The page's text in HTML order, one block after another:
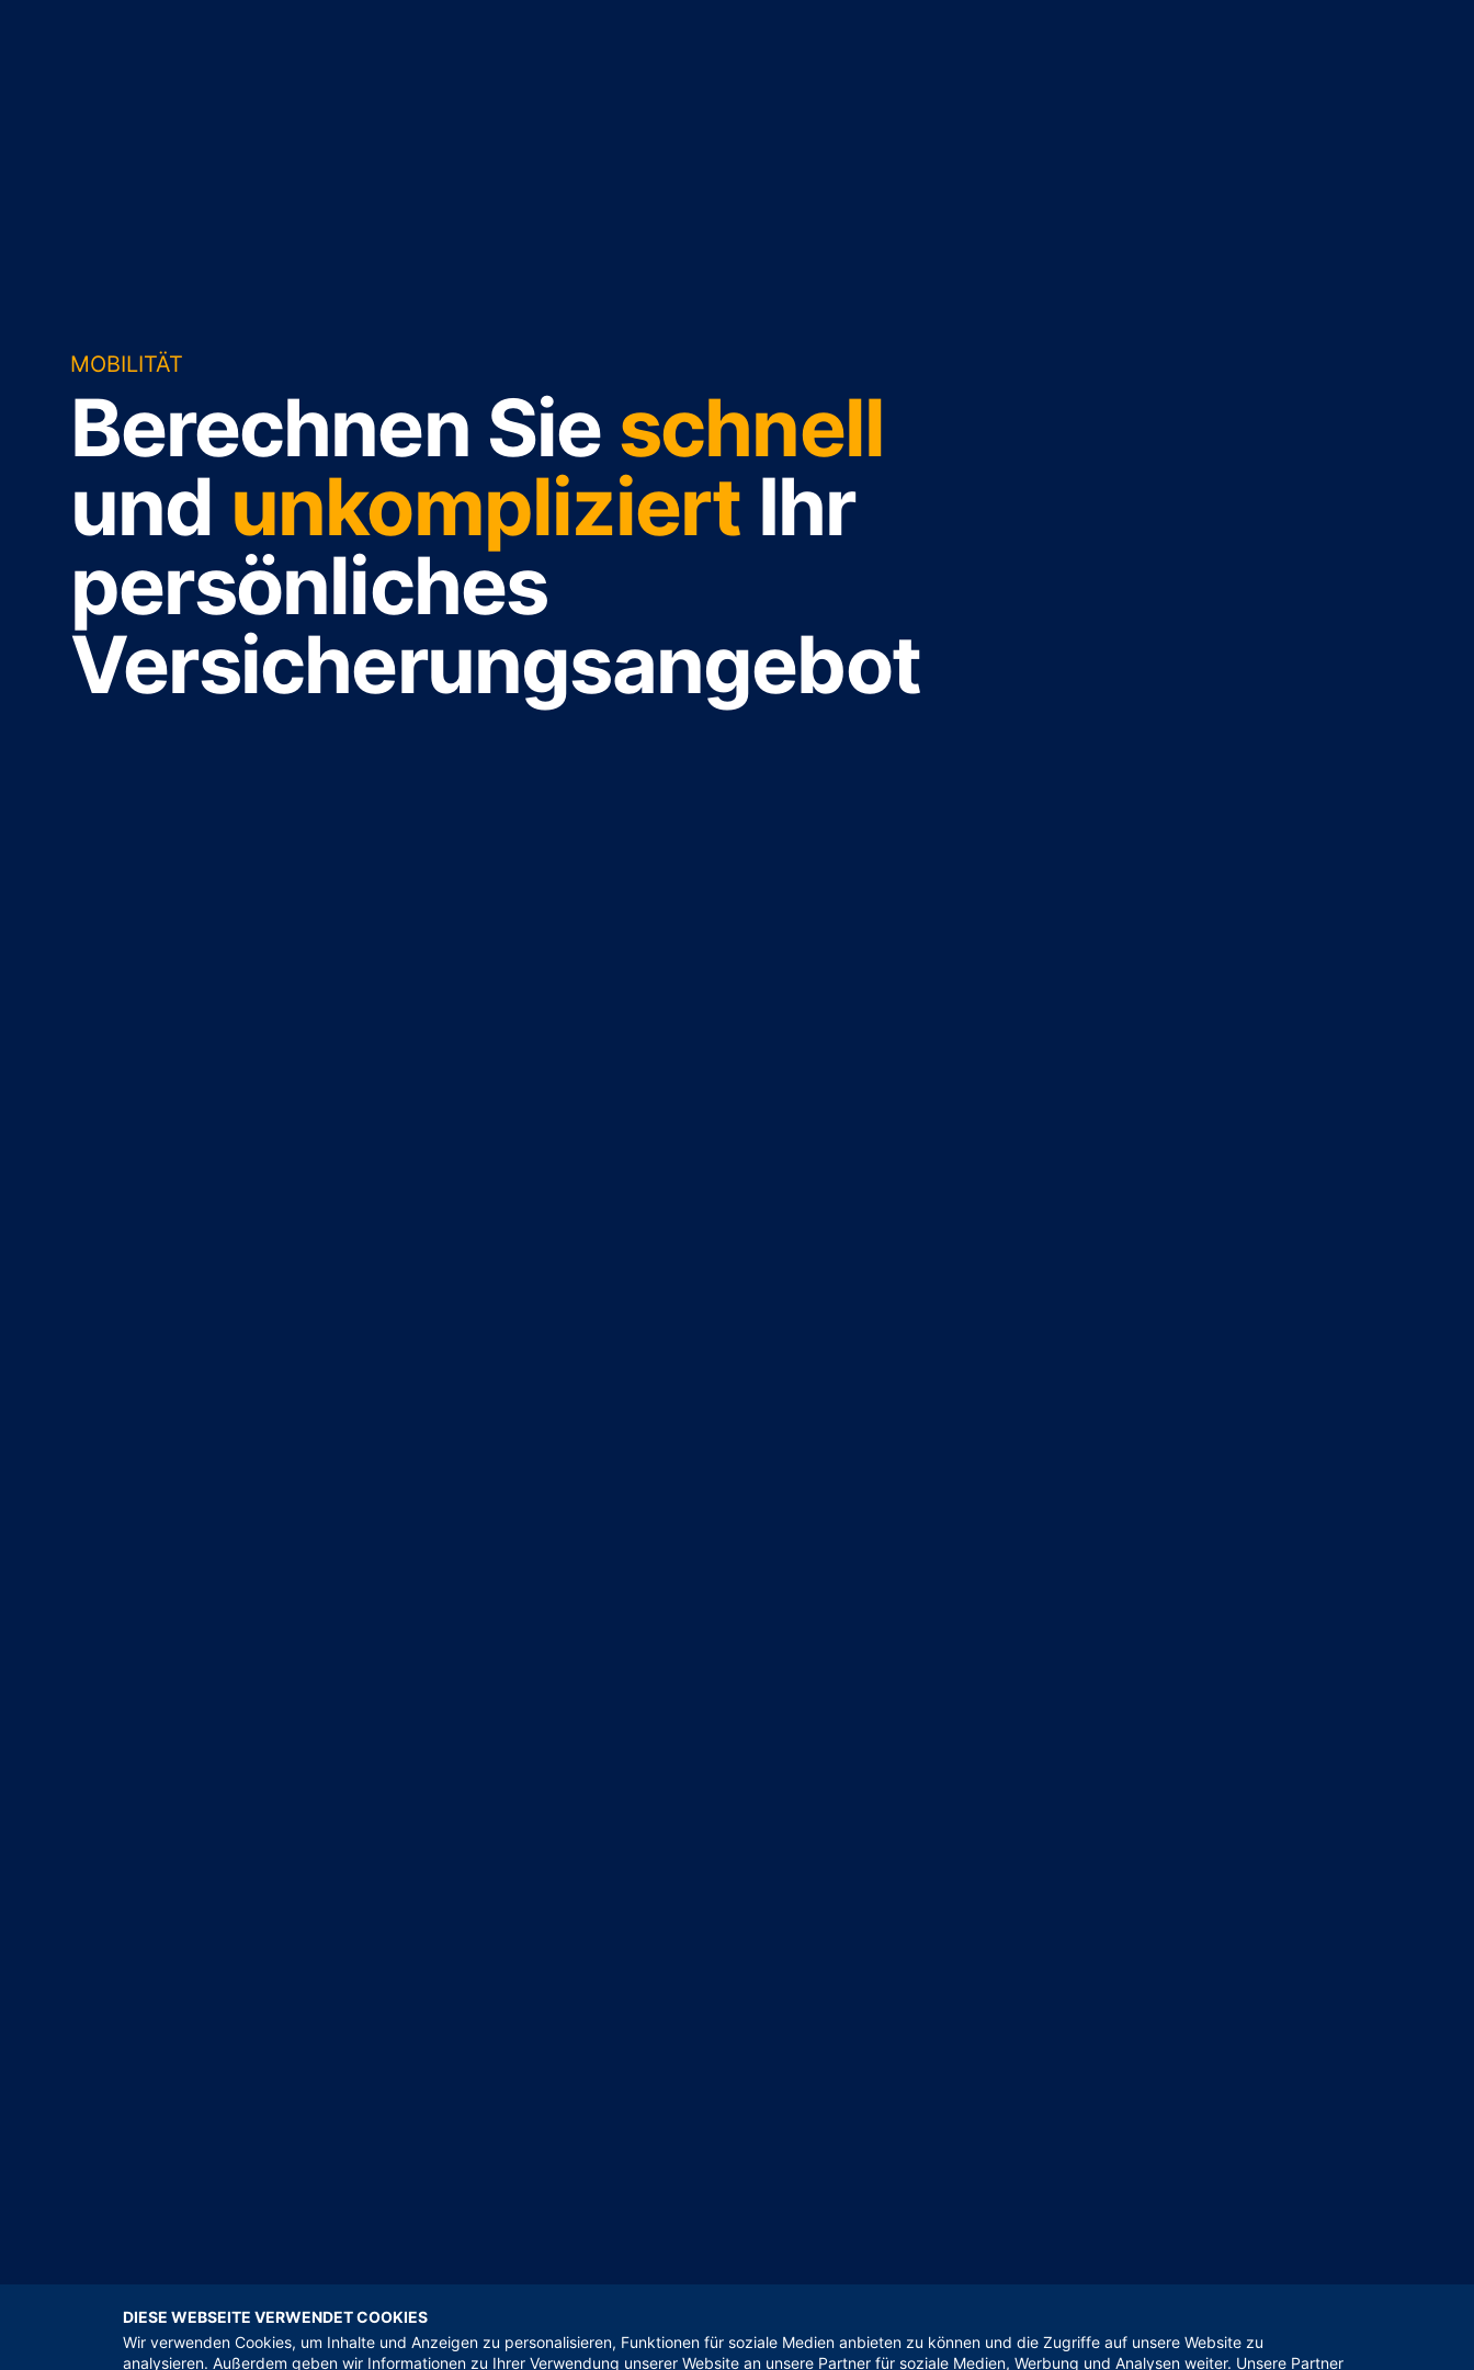
DIESE WEBSEITE VERWENDET COOKIES
Wir verwenden Cookies, um Inhalte und Anzeigen zu personalisieren, Funktionen für soziale Medien anbieten zu können und die Zugriffe auf unsere Website zu
analysieren. Außerdem geben wir Informationen zu Ihrer Verwendung unserer Website an unsere Partner für soziale Medien, Werbung und Analysen weiter. Unsere Partner
MOBILITÄT
Berechnen Sie schnell
und unkompliziert Ihr
persönliches
Versicherungsangebot